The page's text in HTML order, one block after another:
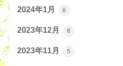
2024年1月 6
2023年12月 8
2023年11月 5